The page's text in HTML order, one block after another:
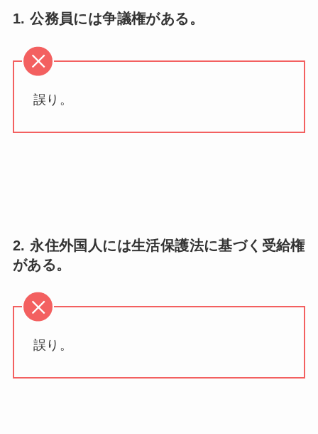
1. 公務員には争議権がある。
誤り。
2. 永住外国人には生活保護法に基づく受給権
がある。
誤り。